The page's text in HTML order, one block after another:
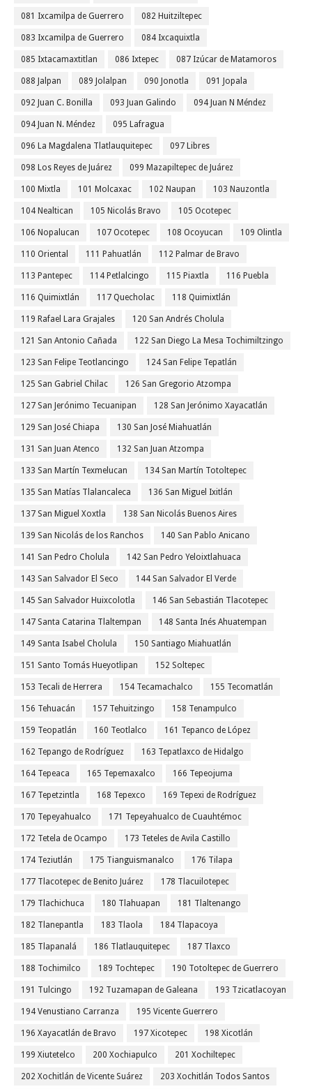
081 Ixcamilpa de Guerrero 082 Huitziltepec
083 Ixcamilpa de Guerrero 084 Ixcaquixtla
085 Ixtacamaxtitlan 086 Ixtepec 087 Izúcar de Matamoros
088 Jalpan 089 Jolalpan 090 Jonotla 091 Jopala
092 Juan C. Bonilla 093 Juan Galindo 094 Juan N Méndez
094 Juan N. Méndez 095 Lafragua
096 La Magdalena Tlatlauquitepec 097 Libres
098 Los Reyes de Juárez 099 Mazapiltepec de Juárez
100 Mixtla 101 Molcaxac 102 Naupan 103 Nauzontla
104 Nealtican 105 Nicolás Bravo 105 Ocotepec
106 Nopalucan 107 Ocotepec 108 Ocoyucan 109 Olintla
110 Oriental 111 Pahuatlán 112 Palmar de Bravo
113 Pantepec 114 Petlalcingo 115 Piaxtla 116 Puebla
116 Quimixtlán 117 Quecholac 118 Quimixtlán
119 Rafael Lara Grajales 120 San Andrés Cholula
121 San Antonio Cañada 122 San Diego La Mesa Tochimiltzingo
123 San Felipe Teotlancingo 124 San Felipe Tepatlán
125 San Gabriel Chilac 126 San Gregorio Atzompa
127 San Jerónimo Tecuanipan 128 San Jerónimo Xayacatlán
129 San José Chiapa 130 San José Miahuatlán
131 San Juan Atenco 132 San Juan Atzompa
133 San Martín Texmelucan 134 San Martín Totoltepec
135 San Matías Tlalancaleca 136 San Miguel Ixitlán
137 San Miguel Xoxtla 138 San Nicolás Buenos Aires
139 San Nicolás de los Ranchos 140 San Pablo Anicano
141 San Pedro Cholula 142 San Pedro Yeloixtlahuaca
143 San Salvador El Seco 144 San Salvador El Verde
145 San Salvador Huixcolotla 146 San Sebastián Tlacotepec
147 Santa Catarina Tlaltempan 148 Santa Inés Ahuatempan
149 Santa Isabel Cholula 150 Santiago Miahuatlán
151 Santo Tomás Hueyotlipan 152 Soltepec
153 Tecali de Herrera 154 Tecamachalco 155 Tecomatlán
156 Tehuacán 157 Tehuitzingo 158 Tenampulco
159 Teopatlán 160 Teotlalco 161 Tepanco de López
162 Tepango de Rodríguez 163 Tepatlaxco de Hidalgo
164 Tepeaca 165 Tepemaxalco 166 Tepeojuma
167 Tepetzintla 168 Tepexco 169 Tepexi de Rodríguez
170 Tepeyahualco 171 Tepeyahualco de Cuauhtémoc
172 Tetela de Ocampo 173 Teteles de Avila Castillo
174 Teziutlán 175 Tianguismanalco 176 Tilapa
177 Tlacotepec de Benito Juárez 178 Tlacuilotepec
179 Tlachichuca 180 Tlahuapan 181 Tlaltenango
182 Tlanepantla 183 Tlaola 184 Tlapacoya
185 Tlapanalá 186 Tlatlauquitepec 187 Tlaxco
188 Tochimilco 189 Tochtepec 190 Totoltepec de Guerrero
191 Tulcingo 192 Tuzamapan de Galeana 193 Tzicatlacoyan
194 Venustiano Carranza 195 Vicente Guerrero
196 Xayacatlán de Bravo 197 Xicotepec 198 Xicotlán
199 Xiutetelco 200 Xochiapulco 201 Xochiltepec
202 Xochitlán de Vicente Suárez 203 Xochitlán Todos Santos